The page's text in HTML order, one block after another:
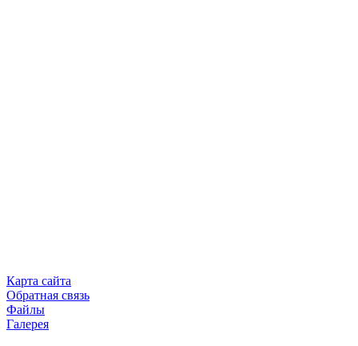
Карта сайта
Обратная связь
Файлы
Галерея